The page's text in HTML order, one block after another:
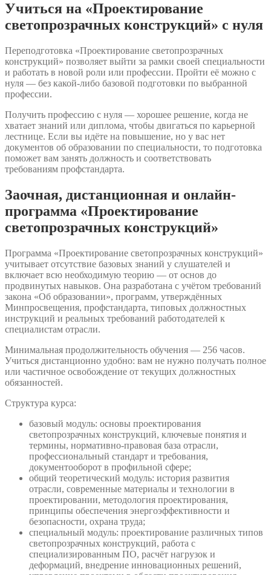
Учиться на «Проектирование
светопрозрачных конструкций» с нуля
Переподготовка «Проектирование светопрозрачных
конструкций» позволяет выйти за рамки своей специальности
и работать в новой роли или профессии. Пройти её можно с
нуля — без какой-либо базовой подготовки по выбранной
профессии.
Получить профессию с нуля — хорошее решение, когда не
хватает знаний или диплома, чтобы двигаться по карьерной
лестнице. Если вы идёте на повышение, но у вас нет
документов об образовании по специальности, то подготовка
поможет вам занять должность и соответствовать
требованиям профстандарта.
Заочная, дистанционная и онлайн-
программа «Проектирование
светопрозрачных конструкций»
Программа «Проектирование светопрозрачных конструкций»
учитывает отсутствие базовых знаний у слушателей и
включает всю необходимую теорию — от основ до
продвинутых навыков. Она разработана с учётом требований
закона «Об образовании», программ, утверждённых
Минпросвещения, профстандарта, типовых должностных
инструкций и реальных требований работодателей к
специалистам отрасли.
Минимальная продолжительность обучения — 256 часов.
Учиться дистанционно удобно: вам не нужно получать полное
или частичное освобождение от текущих должностных
обязанностей.
Структура курса:
базовый модуль: основы проектирования
светопрозрачных конструкций, ключевые понятия и
термины, нормативно-правовая база отрасли,
профессиональный стандарт и требования,
документооборот в профильной сфере;
общий теоретический модуль: история развития
отрасли, современные материалы и технологии в
проектировании, методология проектирования,
принципы обеспечения энергоэффективности и
безопасности, охрана труда;
специальный модуль: проектирование различных типов
светопрозрачных конструкций, работа с
специализированным ПО, расчёт нагрузок и
деформаций, внедрение инновационных решений,